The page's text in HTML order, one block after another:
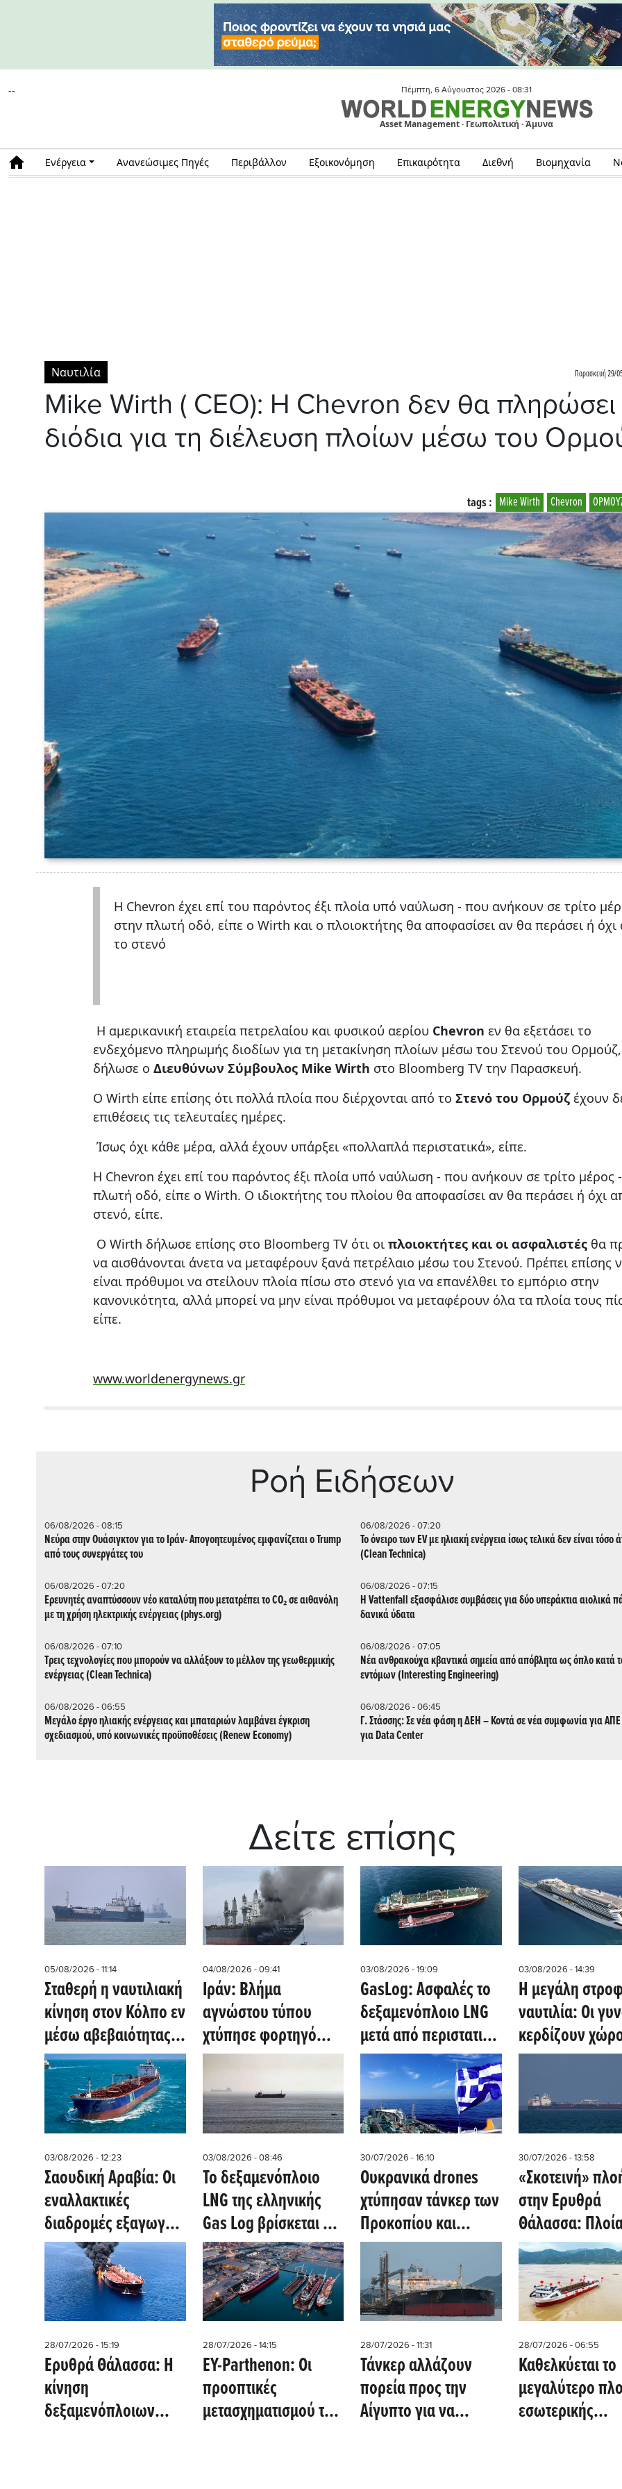
-- Πέμπτη, 6 Αύγουστος 2026 - 08:31
Asset Management · Γεωπολιτική · Άμυνα
Ενέργεια Ανανεώσιμες Πηγές Περιβάλλον Εξοικονόμηση Επικαιρότητα Διεθνή Βιομηχανία
Ναυτιλία Παρασκευή 29/
Mike Wirth ( CEO): Η Chevron δεν θα πληρώσει
διόδια για τη διέλευση πλοίων μέσω του
Chevron
Mike Wirth
tags :
Η Chevron έχει επί του παρόντος έξι πλοία υπό ναύλωση - που ανήκουν σε τρίτο
στην πλωτή οδό, είπε ο Wirth και ο πλοιοκτήτης θα αποφασίσει αν θα περάσει ή όχι
το στενό
Η αμερικανική εταιρεία πετρελαίου και φυσικού αερίου Chevron εν θα εξετάσει το
ενδεχόμενο πληρωμής διοδίων για τη μετακίνηση πλοίων μέσω του Στενού του Ορμούζ,
δήλωσε ο Διευθύνων Σύμβουλος Mike Wirth στο Bloomberg TV την Παρασκευή.
Ο Wirth είπε επίσης ότι πολλά πλοία που διέρχονται από το Στενό του Ορμούζ έχουν
επιθέσεις τις τελευταίες ημέρες.
Ίσως όχι κάθε μέρα, αλλά έχουν υπάρξει «πολλαπλά περιστατικά», είπε.
Η Chevron έχει επί του παρόντος έξι πλοία υπό ναύλωση - που ανήκουν σε τρίτο μέρος
πλωτή οδό, είπε ο Wirth. Ο ιδιοκτήτης του πλοίου θα αποφασίσει αν θα περάσει ή όχι
στενό, είπε.
Ο Wirth δήλωσε επίσης στο Bloomberg TV ότι οι πλοιοκτήτες και οι ασφαλιστές θα
να αισθάνονται άνετα να μεταφέρουν ξανά πετρέλαιο μέσω του Στενού. Πρέπει επίσης
είναι πρόθυμοι να στείλουν πλοία πίσω στο στενό για να επανέλθει το εμπόριο στην
κανονικότητα, αλλά μπορεί να μην είναι πρόθυμοι να μεταφέρουν όλα τα πλοία τους
είπε.
www.worldenergynews.gr
Ρoή Ειδήσεων
06/08/2026 - 08:15
Νεύρα στην Ουάσιγκτον για το Ιράν- Απογοητευμένος εμφανίζεται ο Trump
από τους συνεργάτες του
06/08/2026 - 07:20
Το όνειρο των EV με ηλιακή ενέργεια ίσως τελικά δεν είναι τόσο
(Clean Technica)
06/08/2026 - 07:20
Ερευνητές αναπτύσσουν νέο καταλύτη που μετατρέπει το CO₂ σε αιθανόλη
με τη χρήση ηλεκτρικής ενέργειας (phys.org)
06/08/2026 - 07:15
Η Vattenfall εξασφάλισε συμβάσεις για δύο υπεράκτια αιολικά
δανικά ύδατα
06/08/2026 - 07:10
Τρεις τεχνολογίες που μπορούν να αλλάξουν το μέλλον της γεωθερμικής
ενέργειας (Clean Technica)
06/08/2026 - 07:05
Νέα ανθρακούχα κβαντικά σημεία από απόβλητα ως όπλο κατά
εντόμων (Interesting Engineering)
06/08/2026 - 06:55
Μεγάλο έργο ηλιακής ενέργειας και μπαταριών λαμβάνει έγκριση
σχεδιασμού, υπό κοινωνικές προϋποθέσεις (Renew Economy)
06/08/2026 - 06:45
Γ. Στάσσης: Σε νέα φάση η ΔΕΗ – Κοντά σε νέα συμφωνία για ΑΠΕ
για Data Center
Δείτε επίσης
05/08/2026 - 11:14
Σταθερή η ναυτιλιακή
κίνηση στον Κόλπο εν
μέσω αβεβαιότητας
για τις ειρηνευτικές
συνομιλίες
04/08/2026 - 09:41
Ιράν: Βλήμα
αγνώστου τύπου
χτύπησε φορτηγό
πλοίο στο στενό του
Ορμούζ
03/08/2026 - 19:09
GasLog: Ασφαλές το
δεξαμενόπλοιο LNG
μετά από περιστατικό
στα Στενά του Ορμούζ
03/08/2026 - 14:39
Η μεγάλη
ναυτιλία: Οι
κερδίζουν
έναν
κλάδο
03/08/2026 - 12:23
Σαουδική Αραβία: Οι
εναλλακτικές
διαδρομές εξαγωγών
πετρελαίου φτάνουν
στα όρια
δυναμικότητας και
ασφάλειας
03/08/2026 - 08:46
Το δεξαμενόπλοιο
LNG της ελληνικής
Gas Log βρίσκεται σε
σταθερή κατάσταση
μετά το περιστατικό
στο Στενό του Ορμούζ
(Reuters)
30/07/2026 - 16:10
Ουκρανικά drones
χτύπησαν τάνκερ των
Προκοπίου και
Αλαφούζου στη
Μαύρη Θάλασσα
30/07/2026 - 13:58
«Σκοτεινή»
στην Ερυθρά
Θάλασσα:
AIS, ανάμεσα
ελληνικά
28/07/2026 - 15:19
Ερυθρά Θάλασσα: Η
κίνηση
δεξαμενόπλοιων
28/07/2026 - 14:15
EY-Parthenon: Οι
προοπτικές
μετασχηματισμού της
28/07/2026 - 11:31
Τάνκερ αλλάζουν
πορεία προς την
Αίγυπτο για να
28/07/2026 - 06:55
Καθελκύεται το
μεγαλύτερο
εσωτερικής